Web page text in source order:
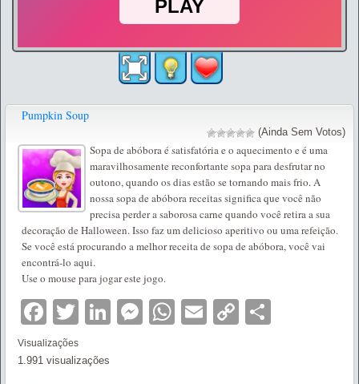
Pumpkin Soup
(Ainda Sem Votos)
Sopa de abóbora é satisfatória e o aquecimento e é uma
maravilhosamente reconfortante sopa para desfrutar no
outono, quando os dias estão se tornando mais frio. A
nossa sopa de abóbora receitas significa que você não
precisa perder a saborosa carne quando você retira a sua
decoração de Halloween. Isso faz um delicioso aperitivo ou uma refeição.
Se você está procurando a melhor receita de sopa de abóbora, você vai
encontrá-lo aqui.
Use o mouse para jogar este jogo.
Facebook
TwitterLinkedIn
Messenger
WhatsApp
EmailCopy
Visualizações
1.991 visualizações